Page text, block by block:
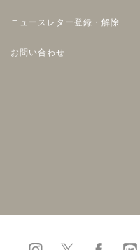
ニュースレター登録・解除
お問い合わせ